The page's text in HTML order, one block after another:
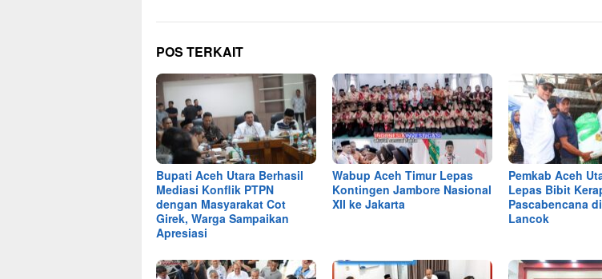
POS TERKAIT
Bupati Aceh Utara Berhasil
Mediasi Konflik PTPN
dengan Masyarakat Cot
Girek, Warga Sampaikan
Apresiasi
Wabup Aceh Timur Lepas
Kontingen Jambore Nasional
XII ke Jakarta
Pemkab Aceh
Lepas Bibit
Pascabencana
Lancok